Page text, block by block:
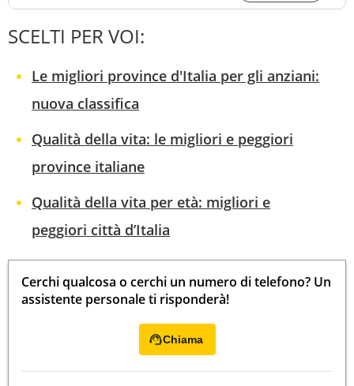
SCELTI PER VOI:
Le migliori province d'Italia per gli anziani:
nuova classifica
Qualità della vita: le migliori e peggiori
province italiane
Qualità della vita per età: migliori e
peggiori città d’Italia
Cerchi qualcosa o cerchi un numero di telefono? Un
assistente personale ti risponderà!
Chiama